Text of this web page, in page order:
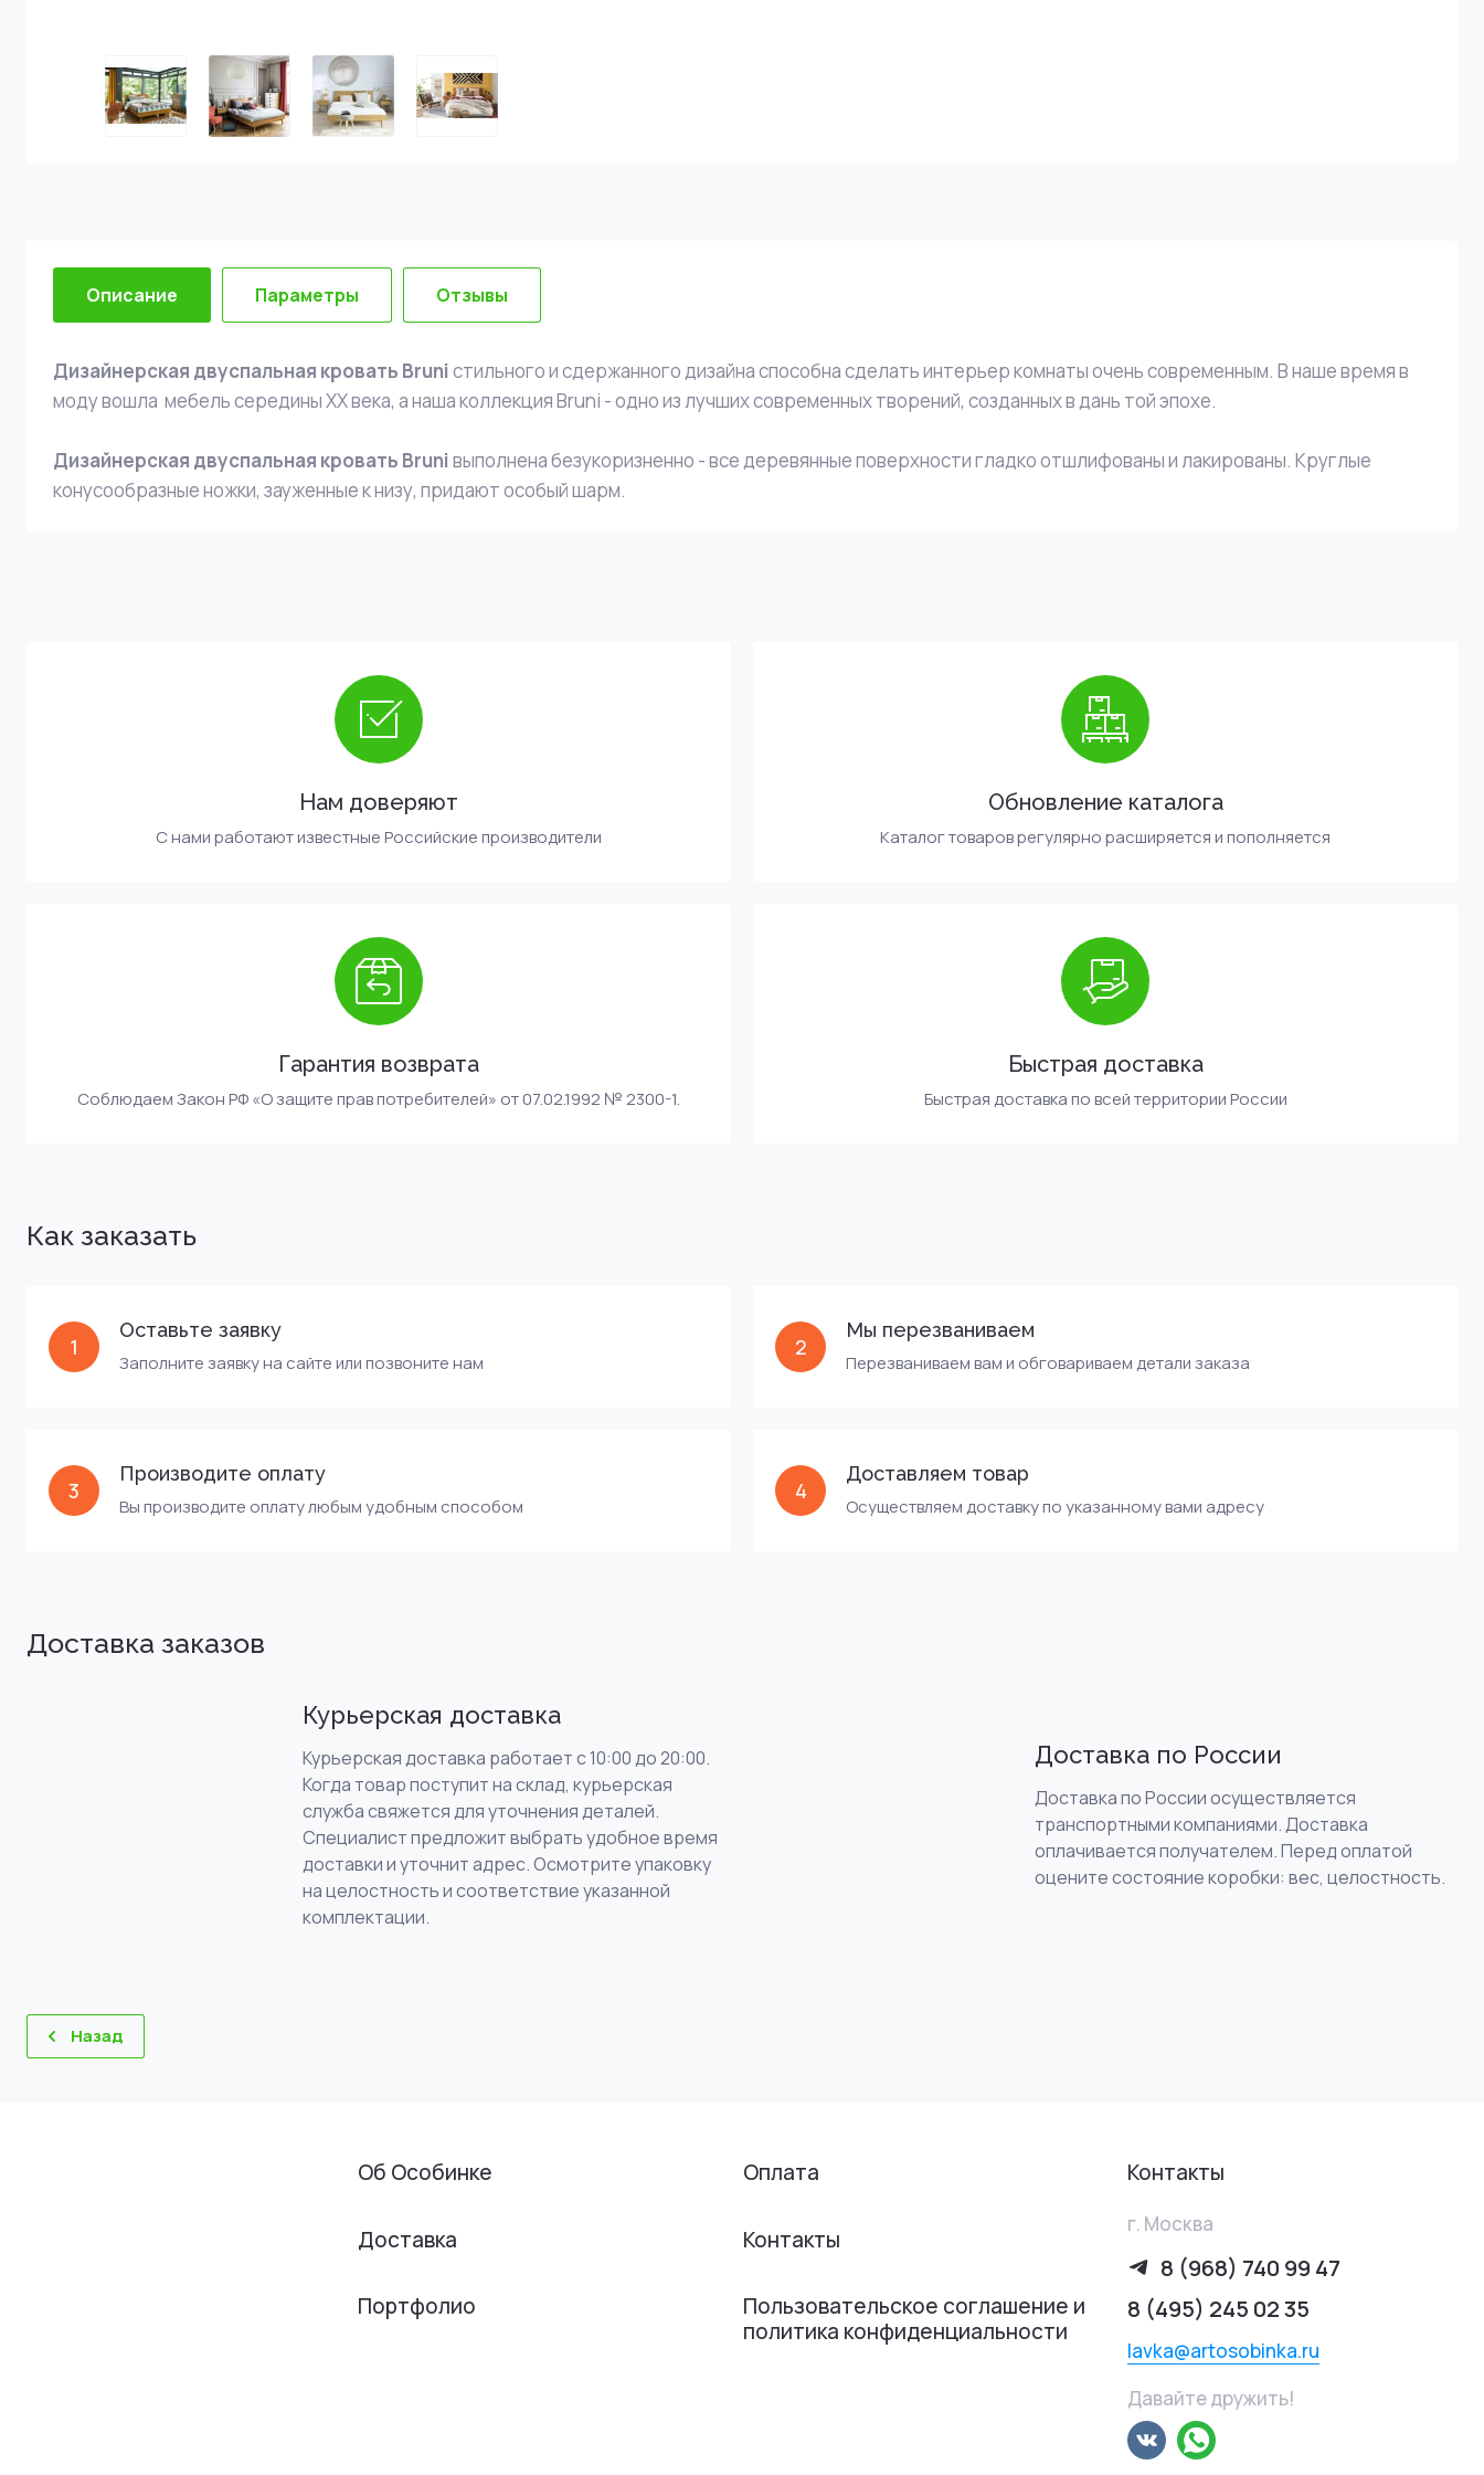
Описание Параметры Отзывы
Дизайнерская двуспальная кровать Bruni стильного и сдержанного дизайна способна сделать интерьер комнаты очень современным. В наше время в
моду вошла мебель середины ХХ века, а наша коллекция Bruni - одно из лучших современных творений, созданных в дань той эпохе.
Дизайнерская двуспальная кровать Bruni выполнена безукоризненно - все деревянные поверхности гладко отшлифованы и лакированы. Круглые
конусообразные ножки, зауженные к низу, придают особый шарм.
Нам доверяют
С нами работают известные Российские производители
Обновление каталога
Каталог товаров регулярно расширяется и пополняется
Гарантия возврата
Соблюдаем Закон РФ «О защите прав потребителей» от 07.02.1992 № 2300-1.
Быстрая доставка
Быстрая доставка по всей территории России
Как заказать
1
Оставьте заявку
Заполните заявку на сайте или позвоните нам
2
Мы перезваниваем
Перезваниваем вам и обговариваем детали заказа
3
Производите оплату
Вы производите оплату любым удобным способом
4
Доставляем товар
Осуществляем доставку по указанному вами адресу
Доставка заказов
Курьерская доставка
Курьерская доставка работает с 10:00 до 20:00.
Когда товар поступит на склад, курьерская
служба свяжется для уточнения деталей.
Специалист предложит выбрать удобное время
доставки и уточнит адрес. Осмотрите упаковку
на целостность и соответствие указанной
комплектации.
Доставка по России
Доставка по России осуществляется
транспортными компаниями. Доставка
оплачивается получателем. Перед оплатой
оцените состояние коробки: вес, целостность.
Назад
Об Особинке Оплата
Доставка Контакты
Портфолио
Пользовательское соглашение и
политика конфиденциальности
Контакты
г. Москва
8 (968) 740 99 47
8 (495) 245 02 35
lavka@artosobinka.ru
Давайте дружить!